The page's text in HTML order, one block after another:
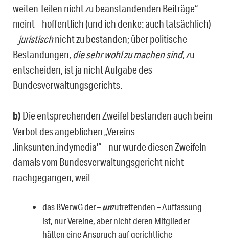
weiten Teilen nicht zu beanstandenden Beiträge“
meint – hoffentlich (und ich denke: auch tatsächlich)
–juristischnicht zu bestanden; über politische
Bestandungen, die sehr wohl zu machen sind, zu
entscheiden, ist ja nicht Aufgabe des
Bundesverwaltungsgerichts.
b) Die entsprechenden Zweifel bestanden auch beim
Verbot des angeblichen „Vereins
‚linksunten.indymedia'“ – nur wurde diesen Zweifeln
damals vom Bundesverwaltungsgericht nicht
nachgegangen, weil
das BVerwG der –unzutreffenden – Auffassung
ist, nur Vereine, aber nicht deren Mitglieder
hätten eine Anspruch auf gerichtliche